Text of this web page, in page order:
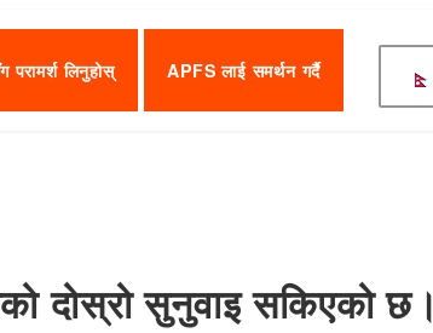
लिनुहोस् APFS लाई समर्थन गर्दै
दोस्रो सुनुवाइ सकिएको छ।